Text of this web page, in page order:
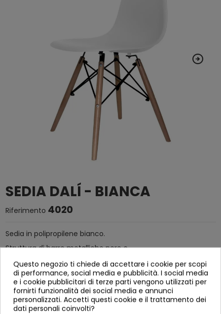
SEDIA DALÍ - BIANCA
Riferimento 4020
Sedia in polipropilene bianco.
Struttura di barre metalliche nere e
gambe in legno di faggio.
Serve smantellato.
Larghezza: 46,5 cm
Altezza: 81 cm 日本語 Altezza al sedile: 42 cm
Questo negozio ti chiede di accettare i cookie per scopi
di performance, social media e pubblicità. I social media
e i cookie pubblicitari di terze parti vengono utilizzati per
fornirti funzionalità dei social media e annunci
personalizzati. Accetti questi cookie e il trattamento dei
dati personali coinvolti?